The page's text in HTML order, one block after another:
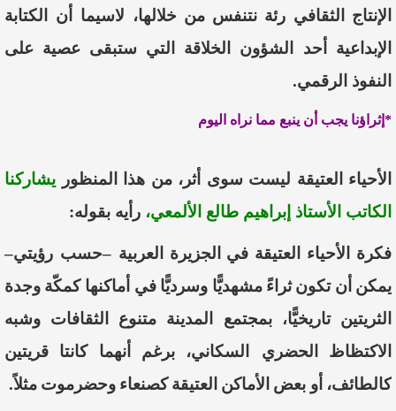
الإنتاج
الثقافي رئة نتنفس من خلالها، لاسيما أن
الكتابة
الإبداعية
أحد الشؤون الخلاقة التي ستبقى عصية على
النفوذ الرقمي.
*إثراؤنا يجب أن ينبع مما نراه اليوم
الأحياء العتيقة ليست سوى أثر، من هذا المنظور يشاركنا
الكاتب الأستاذ إبراهيم طالع الألمعي، رأيه بقوله:
فكرة الأحياء العتيقة في الجزيرة العربية –حسب رؤيتي–
يمكن أن تكون ثراءً مشهديًّا وسرديًّا في أماكنها كمكّة وجدة
الثريتين تاريخيًّا، بمجتمع المدينة متنوع الثقافات وشبه
الاكتظاظ
الحضري السكاني، برغم أنهما كانتا
قريتين
كالطائف، أو بعض الأماكن العتيقة كصنعاء وحضرموت مثلاً.